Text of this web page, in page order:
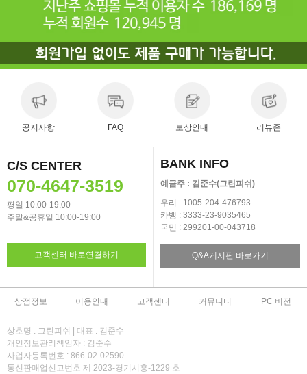
공지사항 FAQ 보상안내 리뷰존
C/S CENTER
070-4647-3519
평일 10:00-19:00
주말&공휴일 10:00-19:00
고객센터 바로연결하기
BANK INFO
예금주 : 김준수(그린피쉬)
우리 : 1005-204-476793
카뱅 : 3333-23-9035465
국민 : 299201-00-043718
Q&A게시판 바로가기
상점정보 이용안내 고객센터 커뮤니티 PC 버전
상호명 : 그린피쉬 | 대표 : 김준수
개인정보관리책임자 : 김준수
사업자등록번호 : 866-02-02590
통신판매업신고번호 제 2023-경기시흥-1229 호